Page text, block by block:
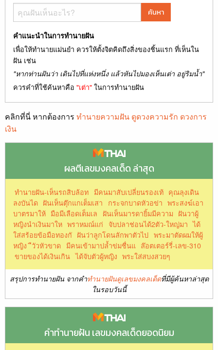
ค้นหา
คำแนะนำในการทำนายฝัน
เพื่อให้ทำนายแม่นยำ ควรให้ตั้งจิตคิดถึงสิ่งของชิ้นแรก ที่เห็นใน
ฝัน เช่น
"หากท่านฝันว่า เดินไปที่แห่งหนึ่ง แล้วหันไปมองเห็นเต่า อยู่ริมน้ำ"
ควรคำที่ใช้ค้นหาคือ "เต่า"ในการทำนายฝัน
คลิกที่นี่ หากต้องการ ทำนายความฝัน ดูดวงความรัก ดวงการ
เงิน
ผลตีเลขมงคลเด็ด ล่าสุด
ทํานายฝัน-เห็นรถสิบล้อท มีคนมาสับเปลี่ยนรองเท้ คุณลุงเดิน
ลงบันได ฝันเห็นตุ๊กแกเต็มเสา กระจกบาดหัวอข่า พระสงฆ์เอา
บาตรมาให้ มือมีเลือดเต็มเล ฝันเห็นมารดายิ้มมีความ ฝันวาผู้
หญิงนำเงินมาให พราหมณ์แก่ จับปลาช่อนได้2ตัว-ใหญ่มา ได้
ใส่สร้อยข้อมือทองกั ฝันว่าลูกโดนลักพาตัวไป พระมาตัดผมให้ผู้
หญิง ืวัวหัวขาด มีคนเข้ามาปล้ำข่มชื่นแ ล๊อตเตอร์รี่-เลข-310
ขายของได้เงินเกิน ได้จับตัวผู้หญิง พระใส่สบงสวยๆ
สรุปการทำนายฝัน จากคำทำนายฝันดูเลขมงคลเด็ดที่มีผู้ค้นหาล่าสุด
ในรอบวันนี้
คำทำนายฝัน เลขมงคลเด็ดยอดนิยม